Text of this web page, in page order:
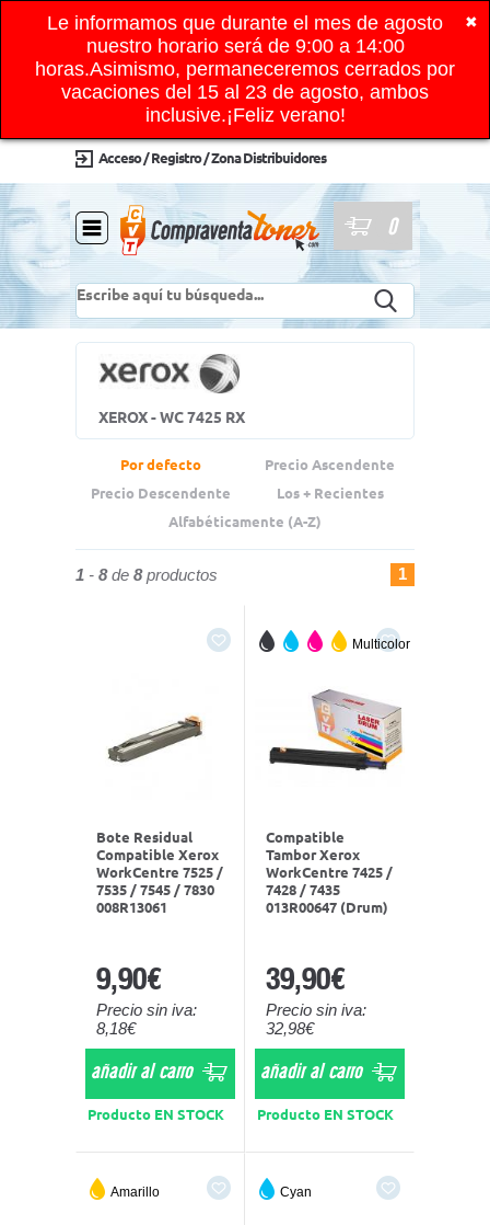
✖
Le informamos que durante el mes de agosto
nuestro horario será de 9:00 a 14:00
horas.Asimismo, permaneceremos cerrados por
vacaciones del 15 al 23 de agosto, ambos
inclusive.¡Feliz verano!
Acceso / Registro / Zona Distribuidores
0
XEROX - WC 7425 RX
Por defecto
Precio Ascendente
Precio Descendente
Los + Recientes
Alfabéticamente (A-Z)
1 - 8de 8productos 1
Producto EN STOCK
Bote Residual
Compatible Xerox
WorkCentre 7525 /
7535 / 7545 / 7830
008R13061
9,90€
Precio sin iva:
8,18€
añadir al carro
Producto EN STOCK
Multicolor
Compatible
Tambor Xerox
WorkCentre 7425 /
7428 / 7435
013R00647 (Drum)
39,90€
Precio sin iva:
32,98€
añadir al carro
Amarillo Cyan